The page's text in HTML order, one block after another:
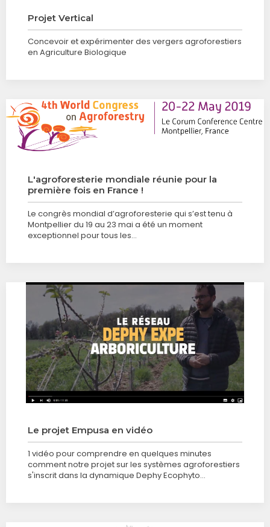
Projet Vertical
Concevoir et expérimenter des vergers agroforestiers
en Agriculture Biologique
L'agroforesterie mondiale réunie pour la
première fois en France !
Le congrès mondial d’agroforesterie qui s’est tenu à
Montpellier du 19 au 23 mai a été un moment
exceptionnel pour tous les…
Le projet Empusa en vidéo
1 vidéo pour comprendre en quelques minutes
comment notre projet sur les systèmes agroforestiers
s'inscrit dans la dynamique Dephy Ecophyto…